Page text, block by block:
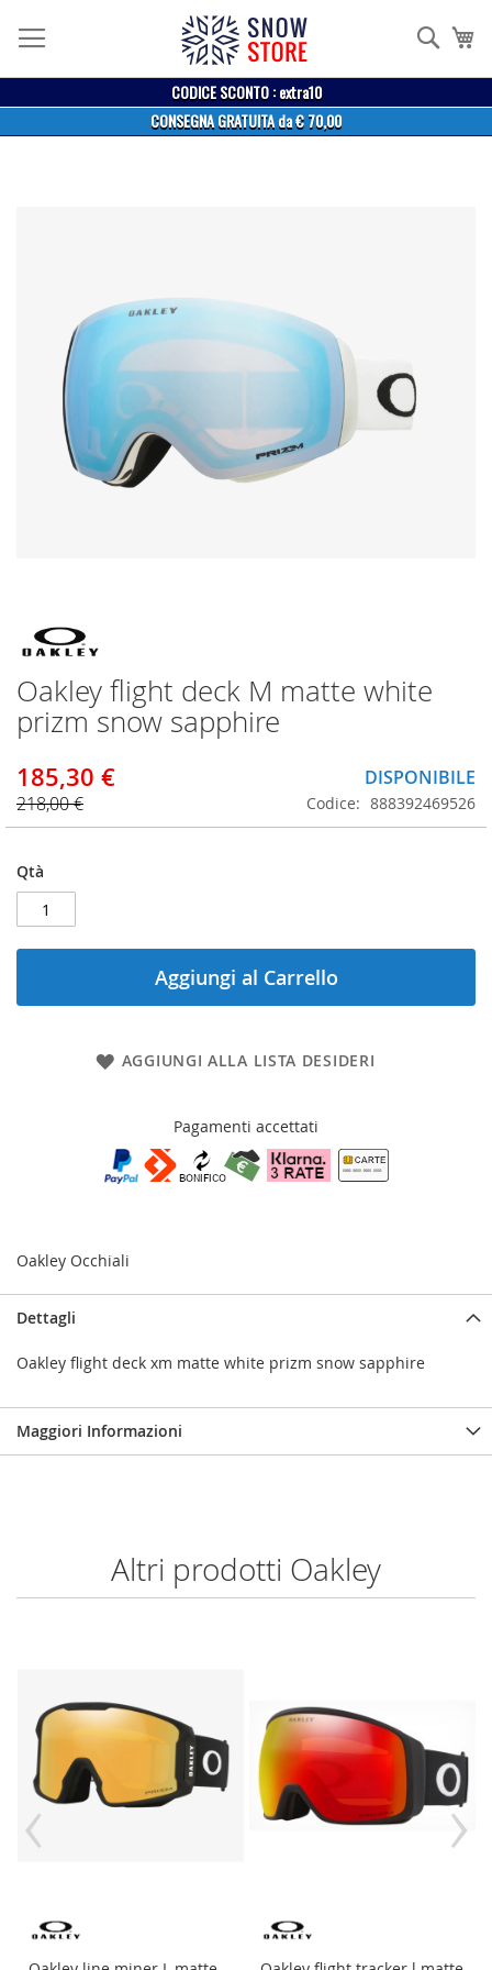
al
contenuto
Cerca
CODICE SCONTO : extra10
CONSEGNA GRATUITA da € 70,00
all'inizio
galleria
immagini
Oakley flight deck M matte white
prizm snow sapphire
185,30 €
218,00 €
DISPONIBILE
Codice 888392469526
Qtà
Aggiungi al Carrello
AGGIUNGI ALLA LISTA DESIDERI
Pagamenti accettati
Oakley Occhiali
Dettagli
Oakley flight deck xm matte white prizm snow sapphire
Maggiori Informazioni
Altri prodotti Oakley
‹ ›